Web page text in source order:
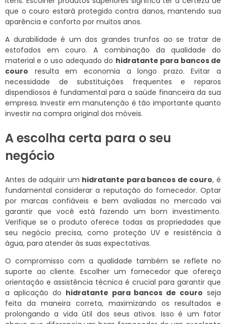
que o couro estará protegido contra danos, mantendo sua
aparência e conforto por muitos anos.
A durabilidade é um dos grandes trunfos ao se tratar de
estofados em couro. A combinação da qualidade do
material e o uso adequado do hidratante para bancos de
couro resulta em economia a longo prazo. Evitar a
necessidade de substituições frequentes e reparos
dispendiosos é fundamental para a saúde financeira da sua
empresa. Investir em manutenção é tão importante quanto
investir na compra original dos móveis.
A escolha certa para o seu
negócio
Antes de adquirir um hidratante para bancos de couro, é
fundamental considerar a reputação do fornecedor. Optar
por marcas confiáveis e bem avaliadas no mercado vai
garantir que você está fazendo um bom investimento.
Verifique se o produto oferece todas as propriedades que
seu negócio precisa, como proteção UV e resistência à
água, para atender às suas expectativas.
O compromisso com a qualidade também se reflete no
suporte ao cliente. Escolher um fornecedor que ofereça
orientação e assistência técnica é crucial para garantir que
a aplicação do hidratante para bancos de couro seja
feita da maneira correta, maximizando os resultados e
prolongando a vida útil dos seus ativos. Isso é um fator